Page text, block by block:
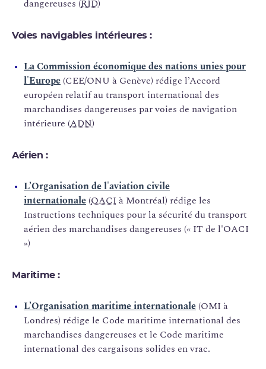
dangereuses (RID)
Voies navigables intérieures :
La Commission économique des nations unies pour
l'Europe (CEE/ONU à Genève) rédige l’Accord
européen relatif au transport international des
marchandises dangereuses par voies de navigation
intérieure (ADN)
Aérien :
L’Organisation de l'aviation civile
internationale (OACI à Montréal) rédige les
Instructions techniques pour la sécurité du transport
aérien des marchandises dangereuses (« IT de l'OACI
»)
Maritime :
L’Organisation maritime internationale (OMI à
Londres) rédige le Code maritime international des
marchandises dangereuses et le Code maritime
international des cargaisons solides en vrac.